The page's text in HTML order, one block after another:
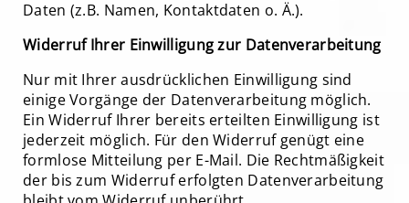
Daten (z.B. Namen, Kontaktdaten o. Ä.).
Widerruf Ihrer Einwilligung zur Datenverarbeitung
Nur mit Ihrer ausdrücklichen Einwilligung sind
einige Vorgänge der Datenverarbeitung möglich.
Ein Widerruf Ihrer bereits erteilten Einwilligung ist
jederzeit möglich. Für den Widerruf genügt eine
formlose Mitteilung per E-Mail. Die Rechtmäßigkeit
der bis zum Widerruf erfolgten Datenverarbeitung